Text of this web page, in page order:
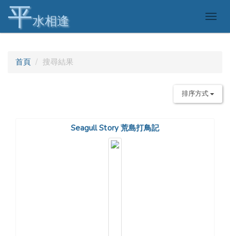
平水相逢
首頁 搜尋結果
排序方式
Seagull Story 荒島打鳥記